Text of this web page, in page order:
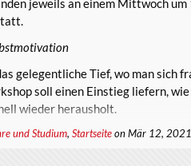
und Studium, Startseiteon Mär 12, 2021
jeweils an einem Mittwoch um
gelegentliche Tief, wo man sich
soll einen Einstieg liefern,
wieder herausholt.